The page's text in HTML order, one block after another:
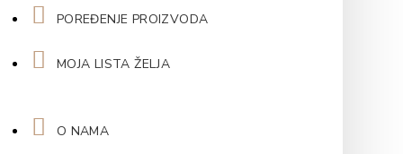
POREĐENJE PROIZVODA
MOJA LISTA ŽELJA
O NAMA